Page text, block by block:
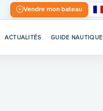
Vendre mon bateau
ACTUALITÉS GUIDE NAUTIQUE